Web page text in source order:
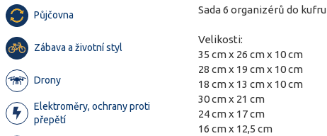
Půjčovna
Zábava a životní styl
Drony
Elektroměry, ochrany proti
přepětí
Sada 6 organizérů do kufru
Velikosti:
35 cm x 26 cm x 10 cm
28 cm x 19 cm x 10 cm
18 cm x 13 cm x 10 cm
30 cm x 21 cm
24 cm x 17 cm
16 cm x 12,5 cm